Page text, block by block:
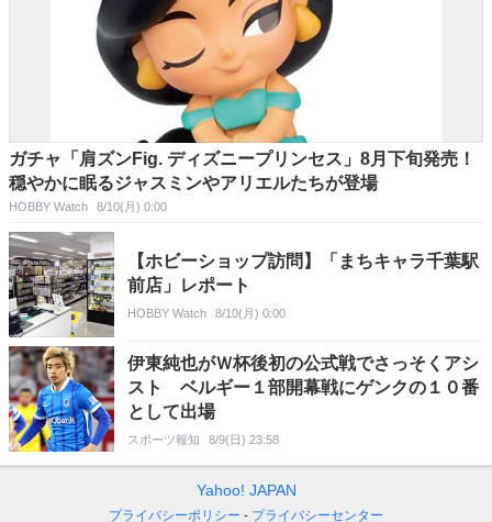
ガチャ「肩ズンFig. ディズニープリンセス」8月下旬発売！
穏やかに眠るジャスミンやアリエルたちが登場
HOBBY Watch 8/10(月) 0:00
【ホビーショップ訪問】「まちキャラ千葉駅
前店」レポート
HOBBY Watch 8/10(月) 0:00
伊東純也がＷ杯後初の公式戦でさっそくアシ
スト ベルギー１部開幕戦にゲンクの１０番
として出場
スポーツ報知 8/9(日) 23:58
Yahoo! JAPAN
プライバシーポリシー プライバシーセンター